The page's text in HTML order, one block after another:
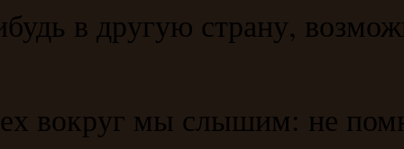
в другую страну,
вокруг мы слышим: не